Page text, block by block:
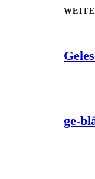
ge-